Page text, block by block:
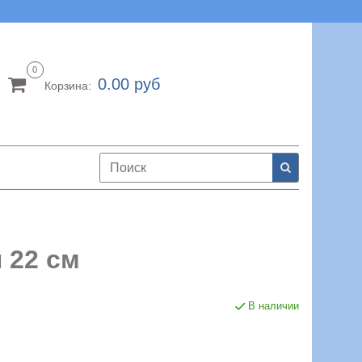
0
Корзина: 0.00 руб
22 см
В наличии